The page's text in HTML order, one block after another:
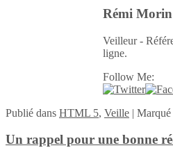
Rémi Morin
Veilleur -
ligne.
Follow Me:
Publié dans HTML 5, Veille | Marqué
Un rappel pour une bonne